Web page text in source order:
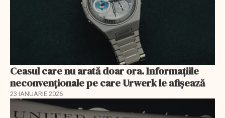
Ceasul care nu arată doar ora. Informațiile
neconvenționale pe care Urwerk le afișează
23 IANUARIE 2026